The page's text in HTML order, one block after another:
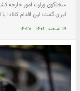
سخنگوی وزارت امور خارجه
ایران گفت: این اقدام کانادا
۱۹ اسفند ۱۴۰۲ | ۱۴:۲۰